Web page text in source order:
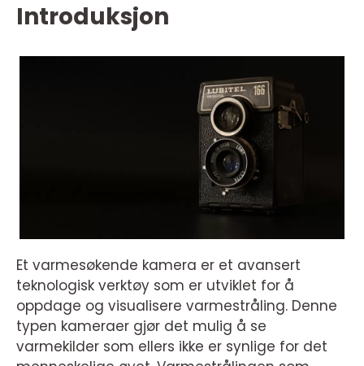
Introduksjon
Et varmesøkende kamera er et avansert
teknologisk verktøy som er utviklet for å
oppdage og visualisere varmestråling. Denne
typen kameraer gjør det mulig å se
varmekilder som ellers ikke er synlige for det